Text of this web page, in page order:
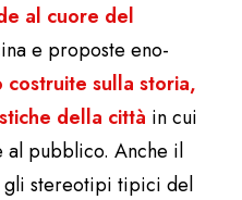
al cuore del
e proposte eno-
costruite sulla storia,
della città in cui
pubblico. Anche il
stereotipi tipici del